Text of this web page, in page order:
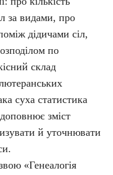
за видами, про
дідичами сіл,
по
склад
суха статистика
зміст
й уточнювати
«Генеалогія